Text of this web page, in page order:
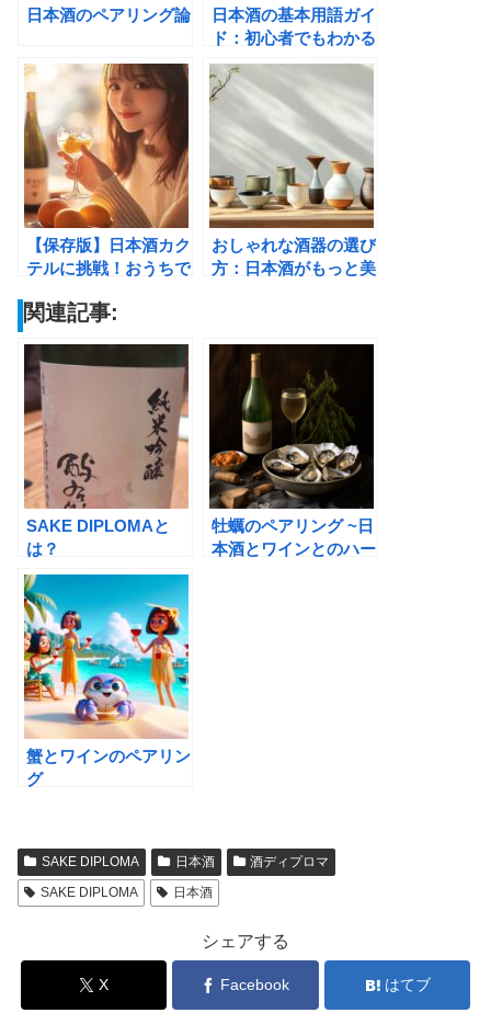
日本酒のペアリング論
日本酒の基本用語ガイ
ド：初心者でもわかる
「純米」「吟醸」「大
吟醸」
【保存版】日本酒カク
テルに挑戦！おうちで
者向けレシピ8選
おしゃれな酒器の選び
方：日本酒がもっと美
関連記事:
SAKE DIPLOMAと
は？
牡蠣のペアリング ~日
本酒とワインとのハー
蟹とワインのペアリン
グ
SAKE DIPLOMA 日本酒
酒ディプロマ
SAKE DIPLOMA
日本酒
シェアする
X Facebook はてブ